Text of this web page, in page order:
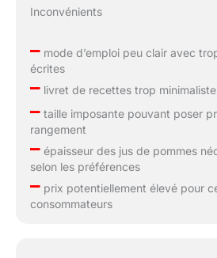
Inconvénients
–mode d’emploi peu clair avec
écrites
–livret de recettes trop minimaliste
–taille imposante pouvant poser
rangement
–épaisseur des jus de pommes
selon les préférences
–prix potentiellement élevé pour
consommateurs